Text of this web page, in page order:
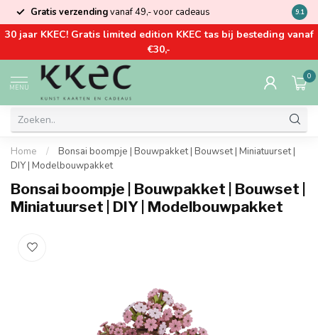
Gratis verzendingvanaf 49,- voor cadeaus Kom
9.1
30 jaar KKEC! Gratis limited edition KKEC tas bij besteding vanaf
€30,-
MENU
0
Home /
Bonsai boompje | Bouwpakket | Bouwset | Miniatuurset |
DIY | Modelbouwpakket
Bonsai boompje | Bouwpakket | Bouwset |
Miniatuurset | DIY | Modelbouwpakket